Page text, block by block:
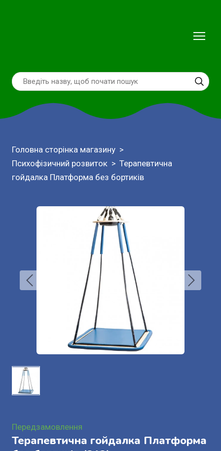
Головна сторінка магазину
Психофізичний розвиток
Терапевтична
гойдалка Платформа без бортиків
Передзамовлення
Терапевтична гойдалка Платформа